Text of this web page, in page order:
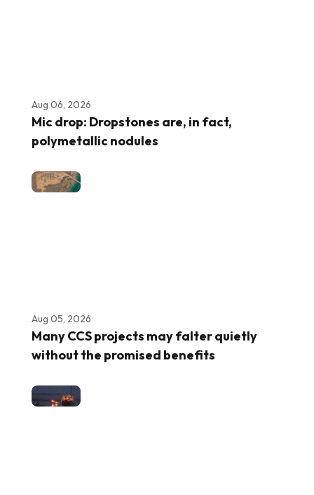
Aug 06, 2026
Mic drop: Dropstones are, in fact,
polymetallic nodules
Aug 05, 2026
Many CCS projects may falter quietly
without the promised benefits